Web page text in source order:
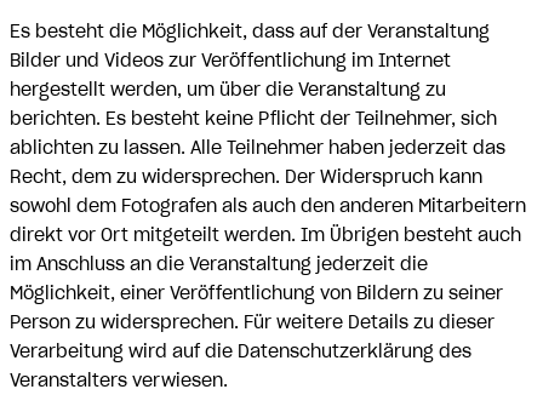
Es besteht die Möglichkeit, dass auf der Veranstaltung
Bilder und Videos zur Veröffentlichung im Internet
hergestellt werden, um über die Veranstaltung zu
berichten. Es besteht keine Pflicht der Teilnehmer, sich
ablichten zu lassen. Alle Teilnehmer haben jederzeit das
Recht, dem zu widersprechen. Der Widerspruch kann
sowohl dem Fotografen als auch den anderen Mitarbeitern
direkt vor Ort mitgeteilt werden. Im Übrigen besteht auch
im Anschluss an die Veranstaltung jederzeit die
Möglichkeit, einer Veröffentlichung von Bildern zu seiner
Person zu widersprechen. Für weitere Details zu dieser
Verarbeitung wird auf die Datenschutzerklärung des
Veranstalters verwiesen.